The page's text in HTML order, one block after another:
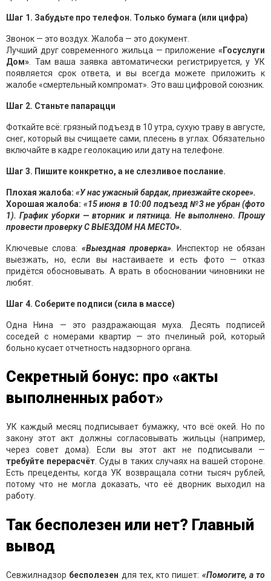
Шаг 1. Забудьте про телефон. Только бумага (или цифра)
Звонок — это воздух. Жалоба — это документ.
Лучший друг современного жильца — приложение «Госуслуги
Дом» . Там ваша заявка автоматически регистрируется, у УК
появляется срок ответа, и вы всегда можете приложить к
жалобе «смертельный компромат». Это ваш цифровой союзник.
Шаг 2. Станьте папарацци
Фоткайте всё: грязный подъезд в 10 утра, сухую траву в августе,
снег, который вы счищаете сами, плесень в углах. Обязательно
включайте в кадре геолокацию или дату на телефоне.
Шаг 3. Пишите конкретно, а не слезливое послание.
Плохая жалоба: «У нас ужасный бардак, приезжайте скорее».
Хорошая жалоба: «15 июня в 10:00 подъезд №3 не убран (фото
1). График уборки — вторник и пятница. Не выполнено. Прошу
провести проверку С ВЫЕЗДОМ НА МЕСТО».
Ключевые слова: «Выездная проверка» . Инспектор не обязан
выезжать, но, если вы настаиваете и есть фото — отказ
придётся обосновывать. А врать в обосновании чиновники не
любят.
Шаг 4. Соберите подписи (сила в массе)
Одна Нина — это раздражающая муха. Десять подписей
соседей с номерами квартир — это пчелиный рой, который
больно кусает отчетность надзорного органа.
Секретный бонус: про «акты
выполненных работ»
УК каждый месяц подписывает бумажку, что всё окей. Но по
закону этот акт должны согласовывать жильцы (например,
через совет дома). Если вы этот акт не подписывали —
требуйте перерасчёт. Суды в таких случаях на вашей стороне.
Есть прецеденты, когда УК возвращала сотни тысяч рублей,
потому что не могла доказать, что её дворник выходил на
работу.
Так бесполезен или нет? Главный
вывод
Севжилнадзор бесполезен для тех, кто пишет: «Помогите, а то